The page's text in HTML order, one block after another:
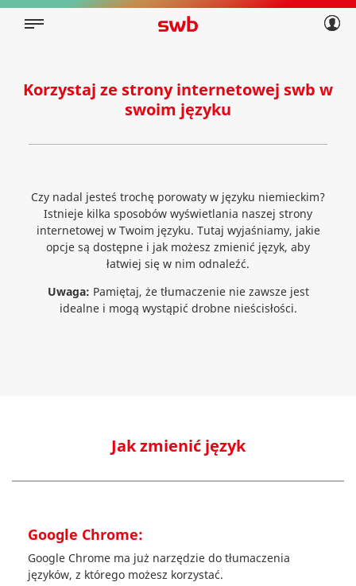
Privatkunden
Über swb
Korzystaj ze strony internetowej swb w
swoim języku
Czy nadal jesteś trochę porowaty w języku niemieckim?
Istnieje kilka sposobów wyświetlania naszej strony
internetowej w Twoim języku. Tutaj wyjaśniamy, jakie
opcje są dostępne i jak możesz zmienić język, aby
łatwiej się w nim odnaleźć.
Uwaga: Pamiętaj, że tłumaczenie nie zawsze jest
idealne i mogą wystąpić drobne nieścisłości.
Jak zmienić język
Google Chrome:
Google Chrome ma już narzędzie do tłumaczenia
języków, z którego możesz korzystać.